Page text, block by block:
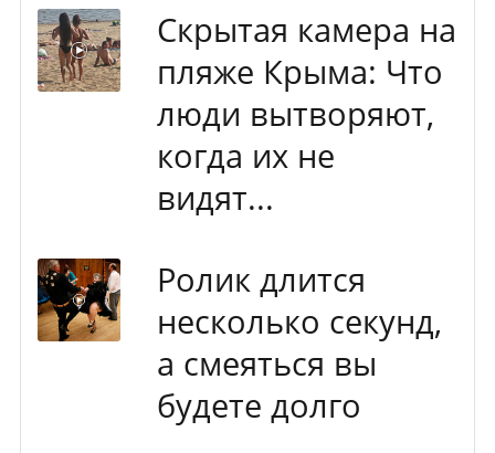
Скрытая камера на
пляже Крыма: Что
люди вытворяют,
когда их не
видят...
Ролик длится
несколько секунд,
а смеяться вы
будете долго